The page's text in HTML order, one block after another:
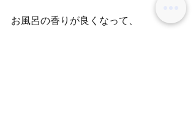
お風呂の香りが良くなって、